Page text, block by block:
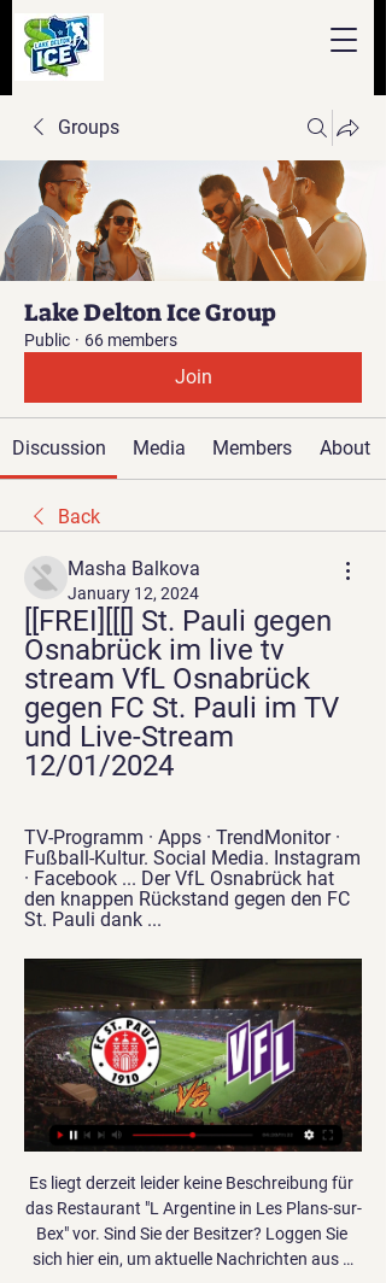
Groups
Lake Delton Ice Group
Public · 66 members
Join
Discussion Media Members About
Back
Masha Balkova
January 12, 2024
[[FREI][[[] St. Pauli gegen
Osnabrück im live tv
stream VfL Osnabrück
gegen FC St. Pauli im TV
und Live-Stream
12/01/2024
TV-Programm · Apps · TrendMonitor ·
Fußball-Kultur. Social Media. Instagram
· Facebook ... Der VfL Osnabrück hat
den knappen Rückstand gegen den FC
St. Pauli dank ...
Es liegt derzeit leider keine Beschreibung für
das Restaurant "L Argentine in Les Plans-sur-
Bex" vor. Sind Sie der Besitzer? Loggen Sie
sich hier ein, um aktuelle Nachrichten aus …